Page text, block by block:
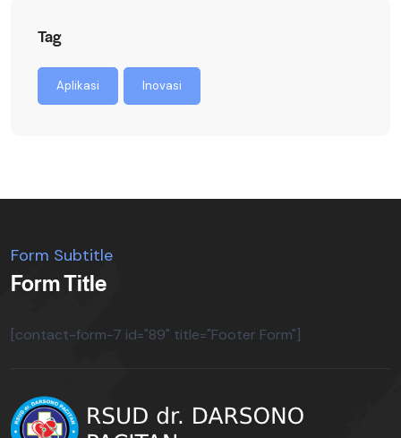
Tag
Aplikasi Inovasi
Form Subtitle
Form Title
[contact-form-7 id="89" title="Footer Form"]